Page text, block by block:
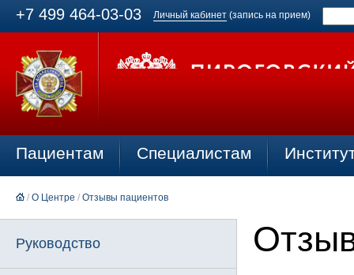
+7 499 464-03-03 Личный кабинет (запись на прием)
Пациентам Специалистам
/ О Центре / Отзывы пациентов
Руководство